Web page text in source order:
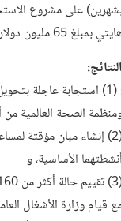
على مشروع
بمبلغ 65 مليون دولار.
الصحة العالمية من
(2) إنشاء مبان مؤقتة
الأساسية، و
قيام وزارة الأشغال